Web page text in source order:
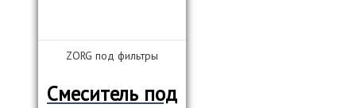
ZORG под фильтры
Смеситель под